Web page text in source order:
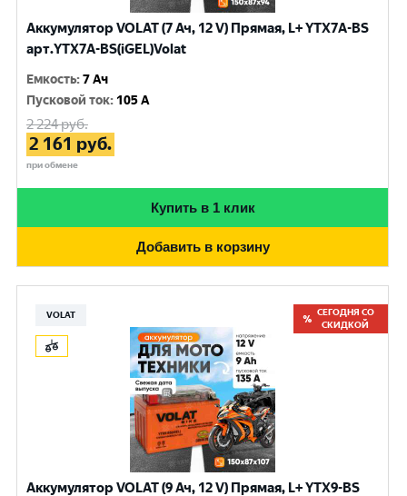
Аккумулятор VOLAT (7 Ач, 12 V) Прямая, L+ YTX7A-BS
арт.YTX7A-BS(iGEL)Volat
Емкость:7 Ач
Пусковой ток: 105 A
2 224руб.
2 161 руб.
при обмене
Купить в 1 клик
Добавить в корзину
VOLAT
СЕГОДНЯ СО
СКИДКОЙ
Аккумулятор VOLAT (9 Ач, 12 V) Прямая, L+ YTX9-BS